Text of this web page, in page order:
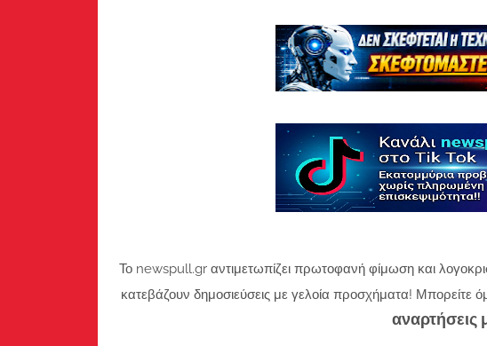
Το newspull.gr αντιμετωπίζει πρωτοφανή φίμωση και
κατεβάζουν δημοσιεύσεις με γελοία προσχήματα! Μπορείτε
αναρτήσεις